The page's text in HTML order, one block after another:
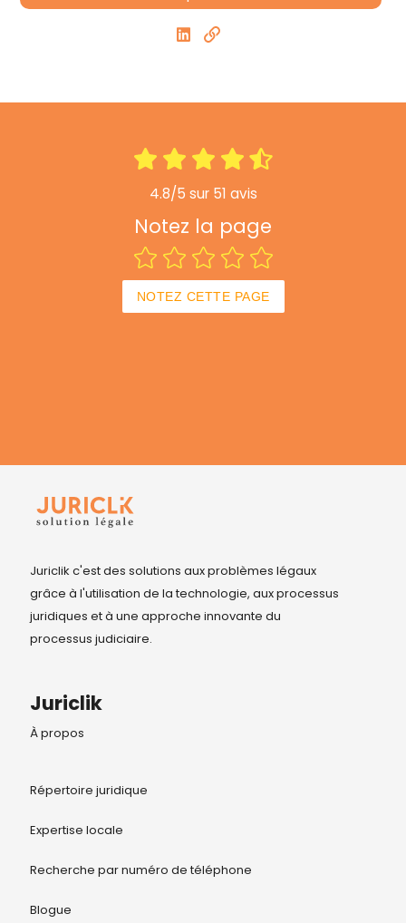
4.8/5 sur 51 avis
Notez la page
NOTEZ CETTE PAGE
Juriclik c'est des solutions aux problèmes légaux
grâce à l'utilisation de la technologie, aux processus
juridiques et à une approche innovante du
processus judiciaire.
Juriclik
À propos
Répertoire juridique
Expertise locale
Recherche par numéro de téléphone
Blogue